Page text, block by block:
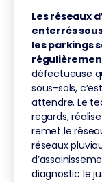
Les réseaux
enterrés
les parkings
défectueuse
sous-sols,
attendre. Le
regards,
remet le
réseaux
diagnostic le